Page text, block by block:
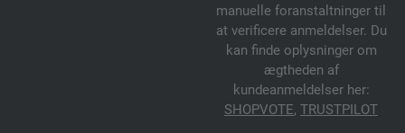
manuelle foranstaltninger til
at verificere anmeldelser. Du
kan finde oplysninger om
ægtheden af
kundeanmeldelser her:
SHOPVOTE, TRUSTPILOT